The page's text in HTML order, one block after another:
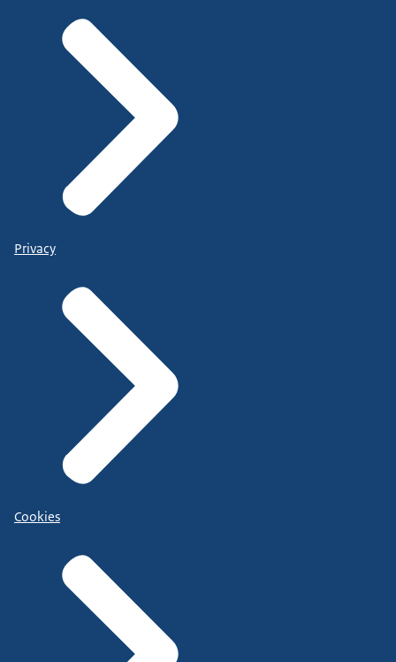
Privacy
Cookies